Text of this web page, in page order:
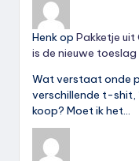
Henkop Pakketje
is de nieuwe
Wat verstaat onde
verschillende t-shit,
koop? Moet ik het…